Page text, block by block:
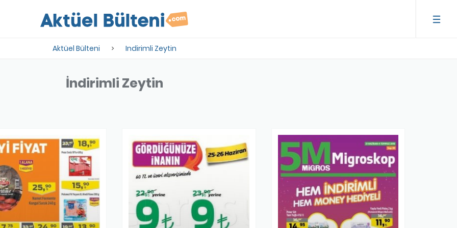
Aktüel Bülteni Indirimli Zeytin
İndirimli Zeytin